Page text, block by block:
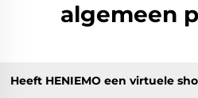
algemeen
Heeft HENIEMO een virtuele